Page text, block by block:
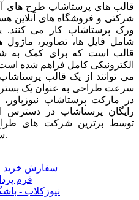
قالب های پرستاشاپ طرح های
شرکتی و فروشگاه های آنلاین
ورک پرستاشاپ کار می کنند.
شامل فایل ها، تصاویر،
قالب است که برای کمک به
الکترونیکی کامل فراهم شده
می توانند از یک قالب
سرعت طراحی به عنوان یک بستر و
در مارکت پرستاشاپ
رایگان پرستاشاپ در دسترس
توسط برترین شرکت های
ساخته و توسعه پیدا کرده اند.
سفارش خرید
فرم
نیوزکلاب -